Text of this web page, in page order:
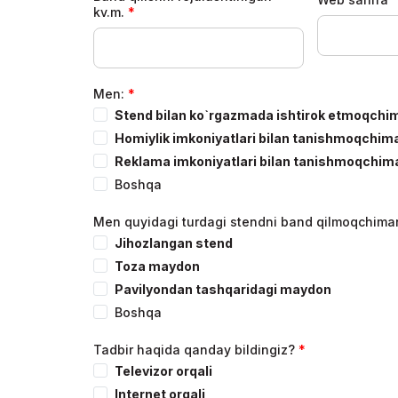
kv.m.
Men:
Stend bilan ko`rgazmada ishtirok
Homiylik imkoniyatlari bilan
Reklama imkoniyatlari bilan
Boshqa
Men quyidagi turdagi stendni band
Jihozlangan stend
Toza maydon
Pavilyondan tashqaridagi maydon
Boshqa
Tadbir haqida qanday bildingiz?
Televizor orqali
Internet orqali